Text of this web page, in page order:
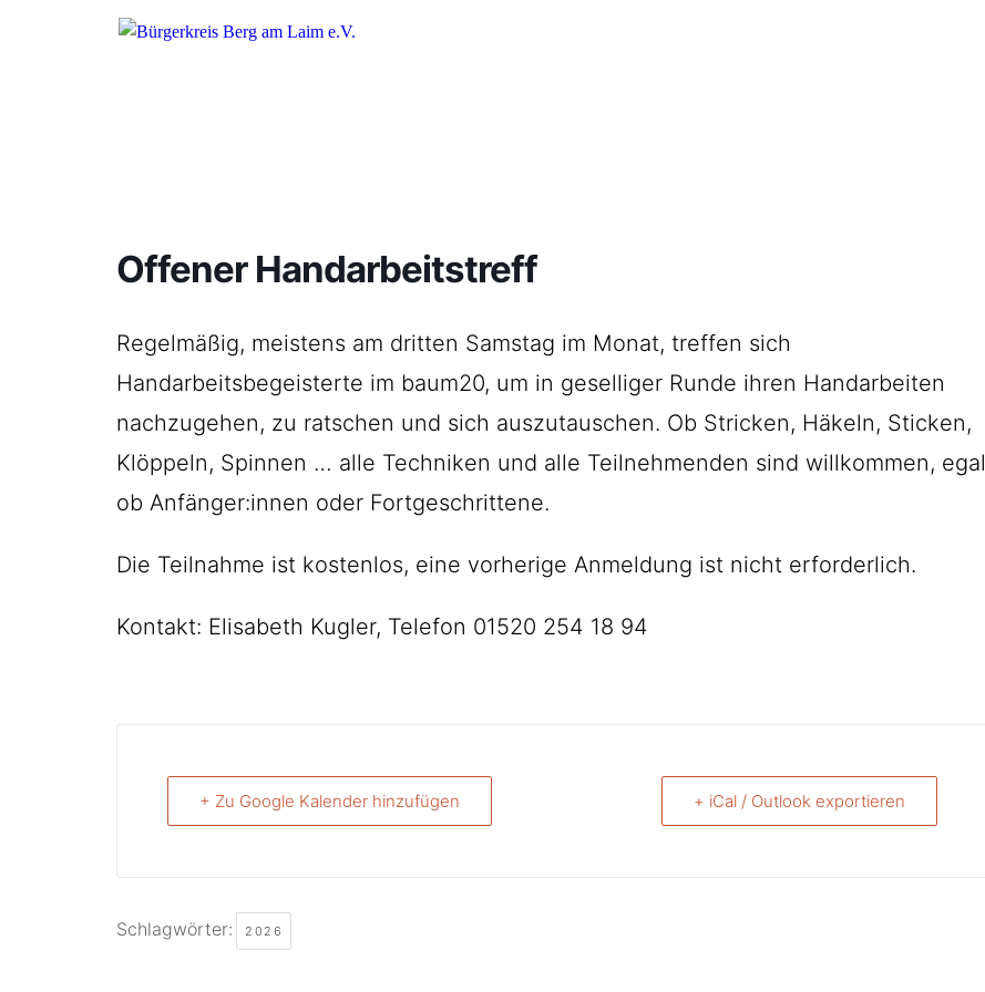
Impressum
Offener Handarbeitstreff
Regelmäßig, meistens am dritten Samstag im Monat, treffen sich
Handarbeitsbegeisterte im baum20, um in geselliger Runde ihren Handarbeiten
nachzugehen, zu ratschen und sich auszutauschen. Ob Stricken, Häkeln, Sticken,
Klöppeln, Spinnen … alle Techniken und alle Teilnehmenden sind willkommen, egal
ob Anfänger:innen oder Fortgeschrittene.
Die Teilnahme ist kostenlos, eine vorherige Anmeldung ist nicht erforderlich.
Kontakt: Elisabeth Kugler, Telefon 01520 254 18 94
+ Zu Google Kalender hinzufügen + iCal / Outlook exportieren
Schlagwörter: 2026